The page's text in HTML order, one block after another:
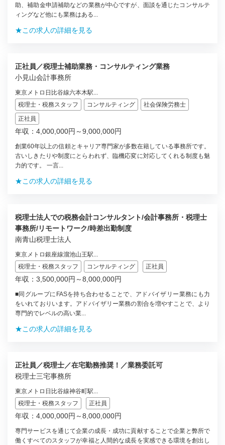
助、補助金申請補助などの業務が中心ですが、面談を通じたコンサルテ
ィングなど他にも業務はある...
★この求人の詳細を見る
正社員／税理士補助業務・コンサルティング業務
小見山会計事務所
東京メトロ日比谷線六本木駅...
税理士・税務スタッフ
コンサルティング
社会保険労務士
正社員
年収：4,000,000円～9,000,000円
創業60年以上の信頼とキャリア専門家が多数在籍している事務所です。
古いしきたりや制度にとらわれず、臨機応変に対応してくれる制度も魅
力的です。 一言...
★この求人の詳細を見る
税理士法人での税務会計コンサルタント/会計事務所・税理士
事務所/リモートワーク/時差出勤制度
南青山税理士法人
東京メトロ銀座線溜池山王駅...
税理士・税務スタッフ
コンサルティング 正社員
年収：3,500,000円～8,000,000円
■同グループにFASを持ち合わせることで、アドバイザリー業務にも力
をいれておりいます。アドバイザリー業務の割合を増やすことで、より
専門的でレベルの高い業...
★この求人の詳細を見る
正社員／税理士／在宅勤務推奨！／業務委託可
税理士三宅事務所
東京メトロ日比谷線神谷町駅...
税理士・税務スタッフ
正社員
年収：4,000,000円～8,000,000円
専門サービスを通じて企業の成長・成功に貢献することで企業と弊所で
働くすべてのスタッフが幸福と人間的な成長を実感できる環境を創出し